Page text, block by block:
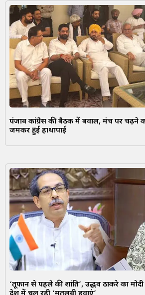
पंजाब कांग्रेस की बैठक में बवाल, मंच पर चढ़ने
जमकर हुई हाथापाई
‘तूफान से पहले की शांति’, उद्धव ठाकरे का